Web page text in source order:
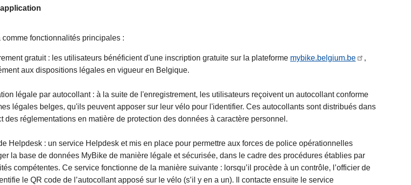
comme fonctionnalités principales :
gratuit : les utilisateurs bénéficient d'une inscription gratuite sur la plateforme mybike.belgium.be
,
aux dispositions légales en vigueur en Belgique.
légale par autocollant : à la suite de l'enregistrement, les utilisateurs reçoivent un autocollant conforme
légales belges, qu'ils peuvent apposer sur leur vélo pour l'identifier. Ces autocollants sont distribués dans
des réglementations en matière de protection des données à caractère personnel.
Helpdesk : un service Helpdesk et mis en place pour permettre aux forces de police opérationnelles
la base de données MyBike de manière légale et sécurisée, dans le cadre des procédures établies par
compétentes. Ce service fonctionne de la manière suivante : lorsqu’il procède à un contrôle, l’officier de
le QR code de l’autocollant apposé sur le vélo (s’il y en a un). Il contacte ensuite le service